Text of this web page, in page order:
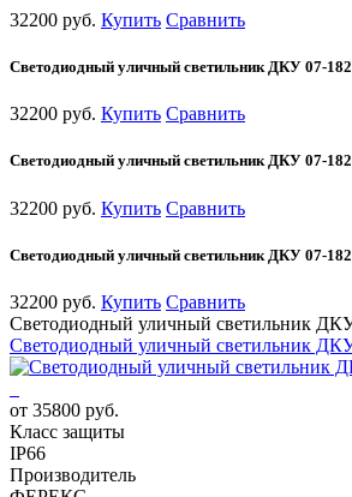
32200 руб. Купить Сравнить
Светодиодный уличный светильник ДКУ 07-
32200 руб. Купить Сравнить
Светодиодный уличный светильник ДКУ 07-
32200 руб. Купить Сравнить
Светодиодный уличный светильник ДКУ 07-
32200 руб. Купить Сравнить
Светодиодный уличный светильник
Светодиодный уличный светильник
от 35800 руб.
Класс защиты
IP66
Производитель